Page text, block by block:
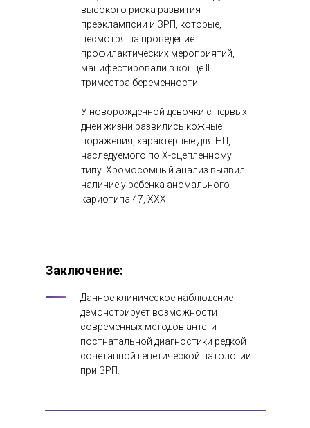
высокого риска развития
преэклампсии и ЗРП, которые,
несмотря на проведение
профилактических мероприятий,
манифестировали в конце II
триместра беременности.
У новорожденной девочки с первых
дней жизни развились кожные
поражения, характерные для НП,
наследуемого по Х-сцепленному
типу. Хромосомный анализ выявил
наличие у ребенка аномального
кариотипа 47, ХХХ.
Заключение:
Данное клиническое наблюдение
демонстрирует возможности
современных методов анте- и
постнатальной диагностики редкой
сочетанной генетической патологии
при ЗРП.